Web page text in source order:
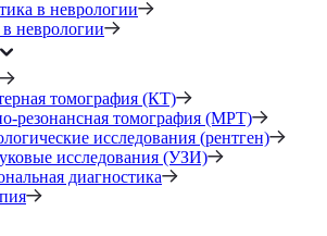
в неврологии
неврологии
томография (КТ)
резонансная томография (МРТ)
исследования (рентген)
исследования (УЗИ)
диагностика